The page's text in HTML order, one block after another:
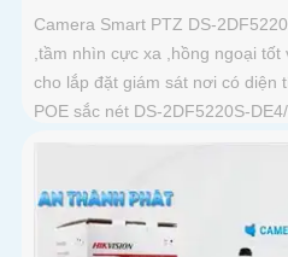
Camera Smart PTZ DS-
,tầm nhìn cực xa ,hồng ngoại
cho lắp đặt giám sát nơi có diện
POE sắc nét DS-2DF5220S-